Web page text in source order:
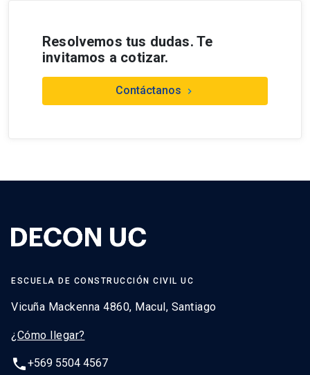
Resolvemos tus dudas. Te
invitamos a cotizar.
Contáctanos keyboard_arrow_right
ESCUELA DE CONSTRUCCIÓN CIVIL UC
Vicuña Mackenna 4860, Macul, Santiago
¿Cómo llegar?
phone+569 5504 4567